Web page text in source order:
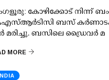
കോഴിക്കോട് നിന്ന്
ബസ്
മരിച്ചു. ബസിലെ ഡ്രൈവര്‍ മ
MORE
INDIA